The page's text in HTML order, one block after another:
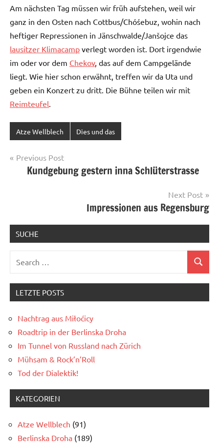
Am nächsten Tag müssen wir früh aufstehen, weil wir
ganz in den Osten nach Cottbus/Chóśebuz, wohin nach
heftiger Repressionen in Jänschwalde/Janšojce das
lausitzer Klimacamp verlegt worden ist. Dort irgendwie
im oder vor dem Chekov, das auf dem Campgelände
liegt. Wie hier schon erwähnt, treffen wir da Uta und
geben ein Konzert zu dritt. Die Bühne teilen wir mit
Reimteufel.
Atze Wellblech Dies und das
Post
navigation
Previous Post
Kundgebung gestern inna Schlüterstrasse
Next Post
Impressionen aus Regensburg
SUCHE
Search
LETZTE POSTS
Nachtrag aus Miłoćicy
Roadtrip in der Berlinska Droha
Im Tunnel von Russland nach Zürich
Mühsam & Rock’n’Roll
Tod der Dialektik!
KATEGORIEN
Atze Wellblech (91)
Berlinska Droha (189)